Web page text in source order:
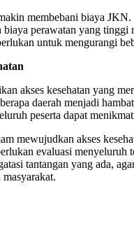
membebani biaya
perawatan yang tinggi
untuk mengurangi
akses kesehatan yang
daerah menjadi
peserta dapat
mewujudkan akses
evaluasi menyeluruh
tantangan yang ada,